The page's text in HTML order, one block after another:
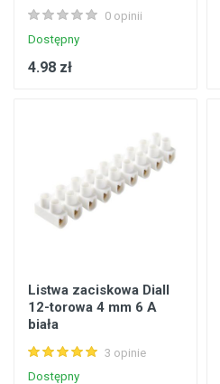
0 opinii
Dostępny
4.98 zł
Listwa zaciskowa Diall
12-torowa 4 mm 6 A
biała
3 opinie
Dostępny